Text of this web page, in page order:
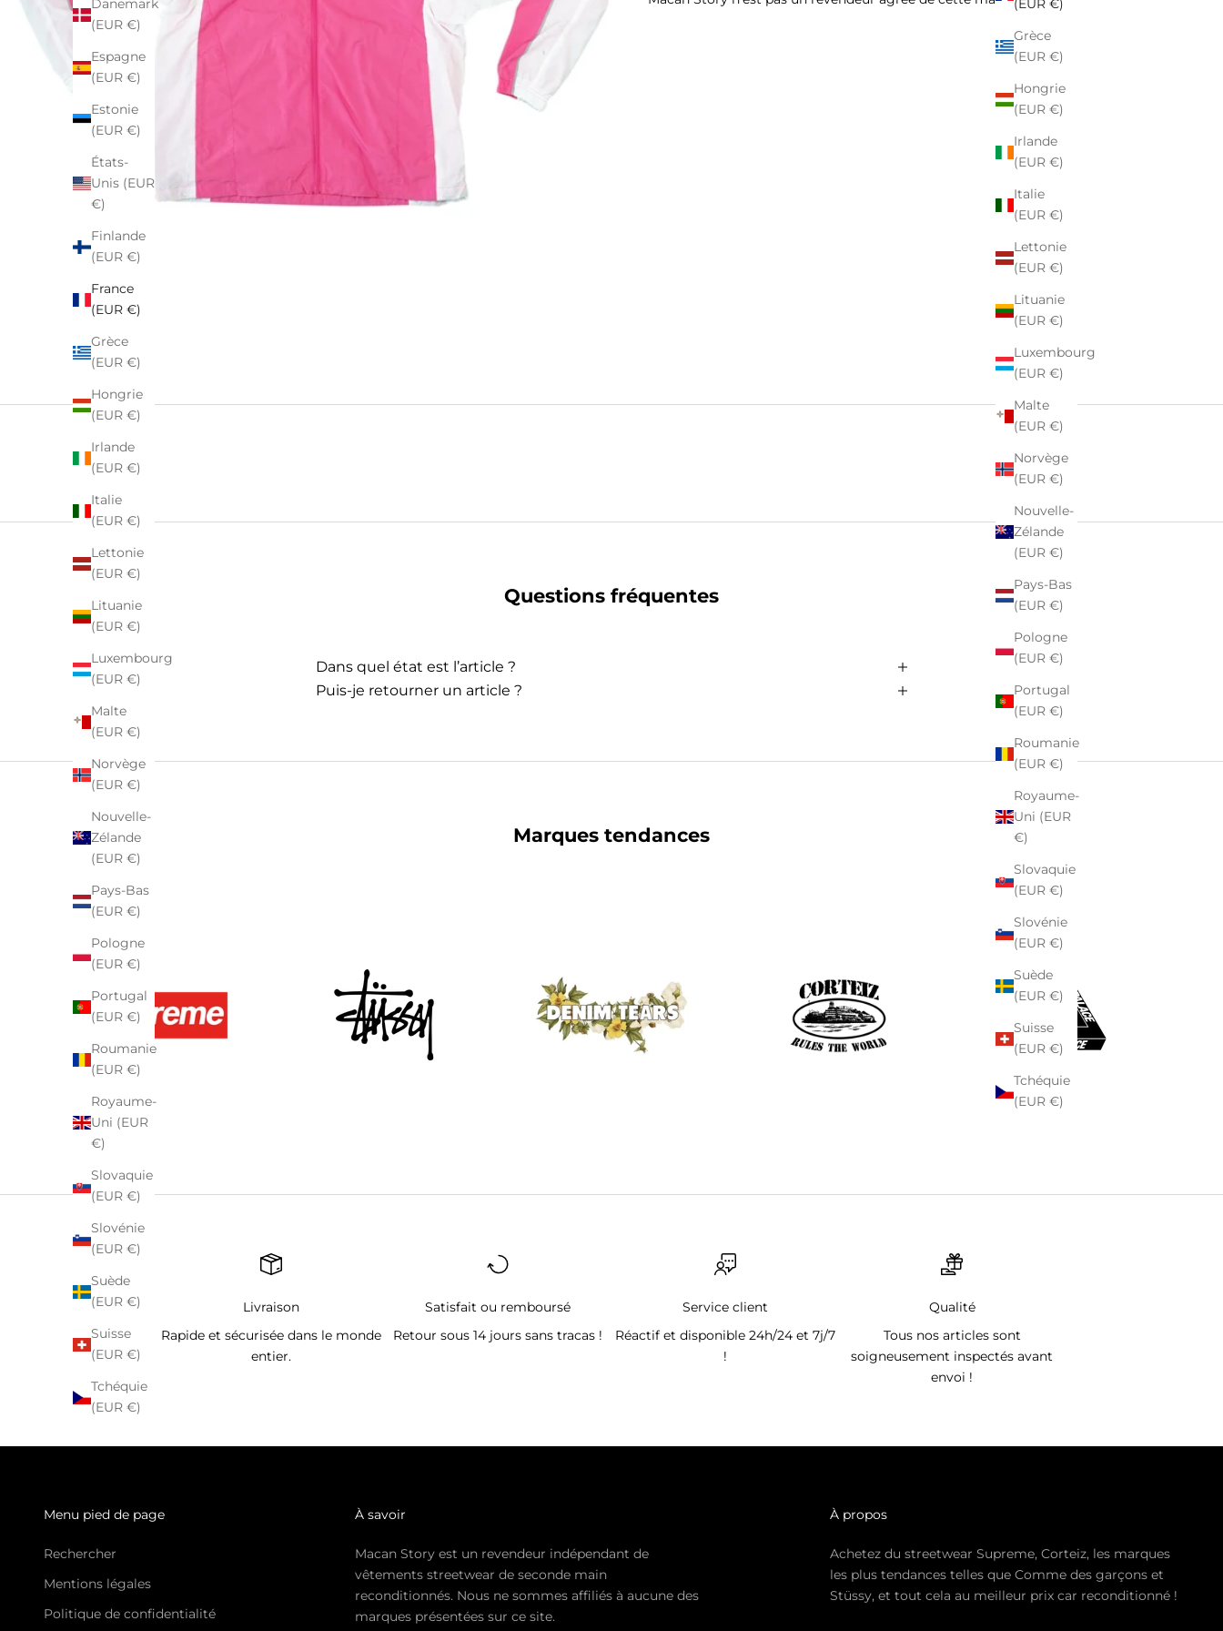
(EUR €)
Grèce
(EUR €)
Hongrie
(EUR €)
Irlande
(EUR €)
Italie
(EUR €)
Lettonie
(EUR €)
Lituanie
(EUR €)
Luxembourg
(EUR €)
Malte
(EUR €)
Norvège
(EUR €)
Nouvelle-
Zélande
(EUR €)
Pays-Bas
(EUR €)
Pologne
(EUR €)
Portugal
(EUR €)
Roumanie
(EUR €)
Royaume-
Uni (EUR
€)
Slovaquie
(EUR €)
Slovénie
(EUR €)
Suède
(EUR €)
Suisse
(EUR €)
Tchéquie
(EUR €)
Danemark
(EUR €)
Espagne
(EUR €)
Estonie
(EUR €)
États-
Unis (EUR
€)
Finlande
(EUR €)
France
(EUR €)
Grèce
(EUR €)
Hongrie
(EUR €)
Irlande
(EUR €)
Italie
(EUR €)
Lettonie
(EUR €)
Lituanie
(EUR €)
Luxembourg
(EUR €)
Malte
(EUR €)
Norvège
(EUR €)
Nouvelle-
Zélande
(EUR €)
Pays-Bas
(EUR €)
Pologne
(EUR €)
Portugal
(EUR €)
Roumanie
(EUR €)
Royaume-
Uni (EUR
€)
Slovaquie
(EUR €)
Slovénie
(EUR €)
Suède
(EUR €)
Suisse
(EUR €)
Tchéquie
(EUR €)
Questions fréquentes
Dans quel état est l’article ?
Puis-je retourner un article ?
Marques tendances
Livraison
Rapide et sécurisée dans le monde
entier.
Satisfait ou remboursé
Retour sous 14 jours sans tracas !
Service client
Réactif et disponible 24h/24 et 7j/7
!
Qualité
Tous nos articles sont
soigneusement inspectés avant
envoi !
Menu pied de page
Rechercher
Mentions légales
Politique de confidentialité
À savoir
Macan Story est un revendeur indépendant de
vêtements streetwear de seconde main
reconditionnés. Nous ne sommes affiliés à aucune des
marques présentées sur ce site.
À propos
Achetez du streetwear Supreme, Corteiz, les marques
les plus tendances telles que Comme des garçons et
Stüssy, et tout cela au meilleur prix car reconditionné !